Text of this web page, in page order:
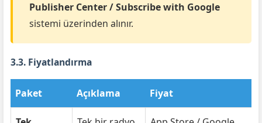
Publisher Center / Subscribe with Google
sistemi üzerinden alınır.
3.3. Fiyatlandırma
Paket Açıklama Fiyat